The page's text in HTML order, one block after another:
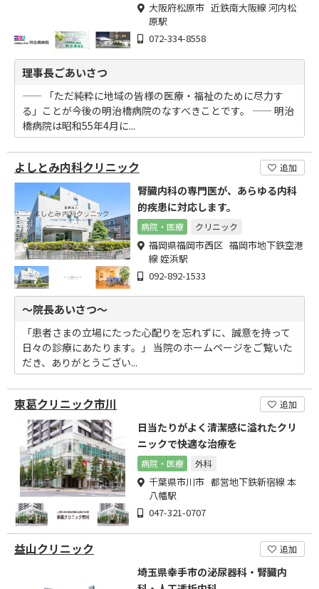
大阪府松原市 近鉄南大阪線 河内松
原駅
072-334-8558
理事長ごあいさつ
―― 「ただ純粋に地域の皆様の医療・福祉のために尽力す
る」ことが今後の明治橋病院のなすべきことです。 ―― 明治
橋病院は昭和55年4月に...
よしとみ内科クリニック 追加
腎臓内科の専門医が、あらゆる内科
的疾患に対応します。
病院・医療 クリニック
福岡県福岡市西区 福岡市地下鉄空港
線 姪浜駅
092-892-1533
～院長あいさつ～
「患者さまの立場にたった心配りを忘れずに、誠意を持って
日々の診療にあたります。」 当院のホームページをご覧いた
だき、ありがとうござい...
東葛クリニック市川 追加
日当たりがよく清潔感に溢れたクリ
ニックで快適な治療を
病院・医療 外科
千葉県市川市 都営地下鉄新宿線 本
八幡駅
047-321-0707
益山クリニック 追加
埼玉県幸手市の泌尿器科・腎臓内